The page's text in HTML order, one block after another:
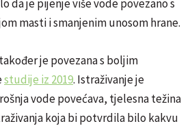
da je pijenje više vode povezano s
masti i smanjenim unosom hrane.
je povezana s boljim
studije iz 2019. Istraživanje je
vode povećava, tjelesna težina
koja bi potvrdila bilo kakvu